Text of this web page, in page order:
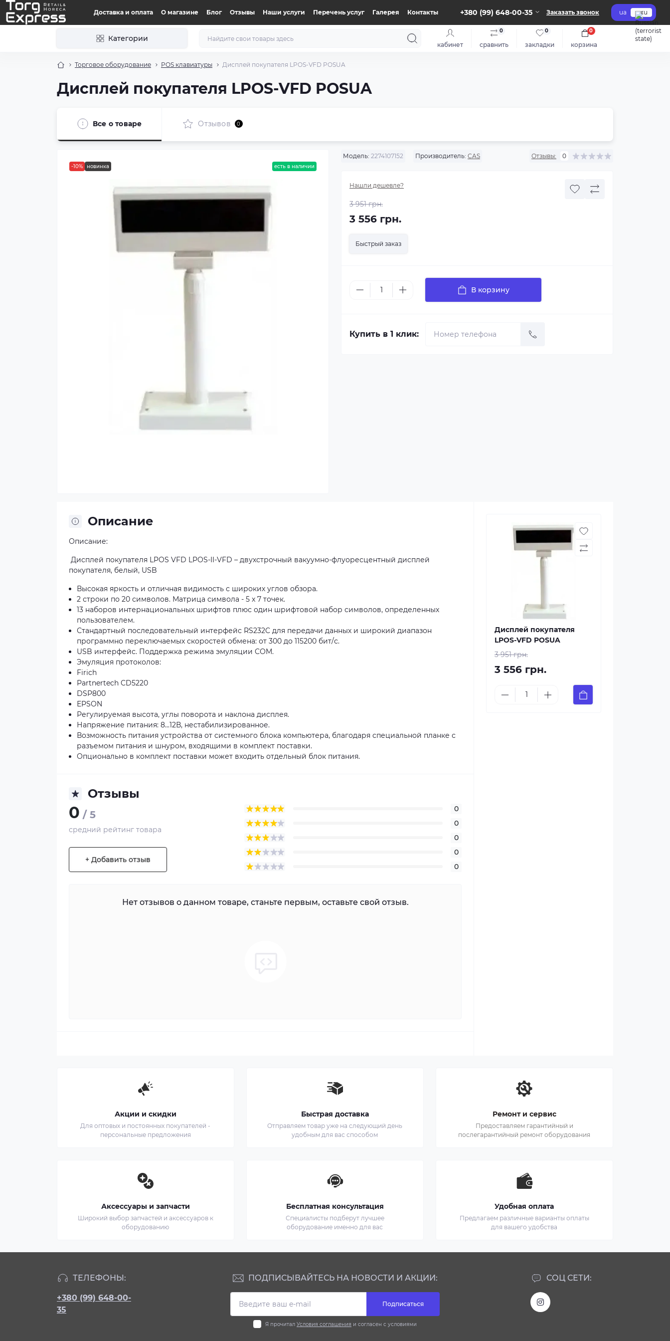
Доставка и оплата О магазине Блог Отзывы Наши услуги Перечень услуг Галерея Контакты +380 (99) 648-00-35 Заказать звонок ua ru
Категории
кабинет сравнить
0
закладки
0
корзина
0
Торговое оборудование POS клавиатуры Дисплей покупателя LPOS-VFD POSUA
Дисплей покупателя LPOS-VFD POSUA
Все о товаре Отзывов 0
-10% новинка есть в наличии
Модель: 2274107152 Производитель: CAS Отзывы: 0
Нашли дешевле?
3 951 грн.
3 556 грн.
Быстрый заказ
В корзину
Купить в 1 клик:
Описание
Описание:
Дисплей покупателя LPOS VFD LPOS-II-VFD – двухстрочный вакуумно-флуоресцентный дисплей
покупателя, белый, USB
Высокая яркость и отличная видимость с широких углов обзора.
2 строки по 20 символов. Матрица символа - 5 x 7 точек.
13 наборов интернациональных шрифтов плюс один шрифтовой набор символов, определенных
пользователем.
Стандартный последовательный интерфейс RS232C для передачи данных и широкий диапазон
программно переключаемых скоростей обмена: от 300 до 115200 бит/с.
USB интерфейс. Поддержка режима эмуляции COM.
Эмуляция протоколов:
Firich
Partnertech CD5220
DSP800
EPSON
Регулируемая высота, углы поворота и наклона дисплея.
Напряжение питания: 8...12В, нестабилизированное.
Возможность питания устройства от системного блока компьютера, благодаря специальной планке с
разъемом питания и шнуром, входящими в комплект поставки.
Опционально в комплект поставки может входить отдельный блок питания.
Отзывы
0 / 5
средний рейтинг товара
+ Добавить отзыв
0
0
0
0
0
Нет отзывов о данном товаре, станьте первым, оставьте свой отзыв.
Дисплей покупателя
LPOS-VFD POSUA
3 951 грн.
3 556 грн.
Акции и скидки
Для оптовых и постоянных покупателей -
персональные предложения
Быстрая доставка
Отправляем товар уже на следующий день
удобным для вас способом
Ремонт и сервис
Предоставляем гарантийный и
послегарантийный ремонт оборудования
Аксессуары и запчасти
Широкий выбор запчастей и аксессуаров к
оборудованию
Бесплатная консультация
Специалисты подберут лучшее
оборудование именно для вас
Удобная оплата
Предлагаем различные варианты оплаты
для вашего удобства
ТЕЛЕФОНЫ:
+380 (99) 648-00-
35
СОЦ СЕТИ:
ПОДПИСЫВАЙТЕСЬ НА НОВОСТИ И АКЦИИ:
Подписаться
Я прочитал Условия соглашения и согласен с условиями